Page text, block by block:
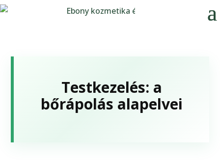
Testkezelés: a
bőrápolás alapelvei